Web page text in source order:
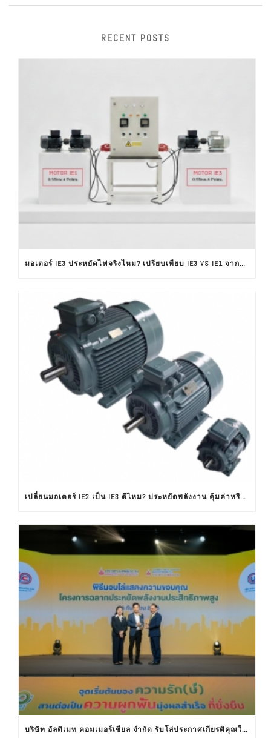
RECENT POSTS
มอเตอร์ IE3 ประหยัดไฟจริงไหม? เปรียบเทียบ IE3 VS IE1 จากผลทดสอบใช้งานจริง
เปลี่ยนมอเตอร์ IE2 เป็น IE3 ดีไหม? ประหยัดพลังงาน คุ้มค่าหรือไม่ ?
บริษัท อัลติเมท คอมเมอร์เชียล จำกัด รับโล่ประกาศเกียรติคุณในงานครบรอบ 30 ปีฉลากประหยัดไฟฟ้าเบอร์ 5